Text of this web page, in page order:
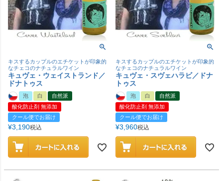
キスするカップルのエチケットが印象的
なチェコのナチュラルワイン
キュヴェ・ウェイストランド／
ドナトゥス
泡 白
自然派
酸化防止剤 無添加
クール便でお届け
¥3,190税込
キスするカップルのエチケットが印象的
なチェコのナチュラルワイン
キュヴェ・スヴェハラビ／ドナ
トゥス
泡 白
自然派
酸化防止剤 無添加
クール便でお届け
¥3,960税込